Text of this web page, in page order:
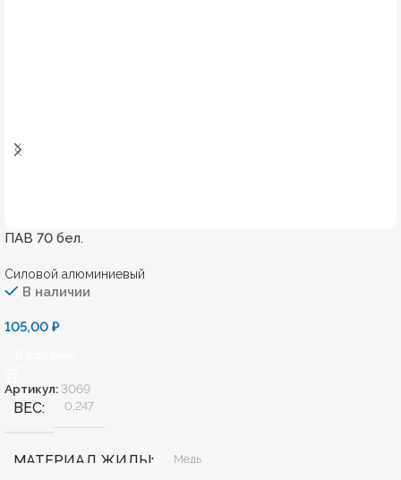
ПАВ 70 бел.
Силовой алюминиевый
В наличии
105,00 ₽
Артикул: 3069
ВЕС 0,247
МАТЕРИАЛ ЖИЛЫ Медь